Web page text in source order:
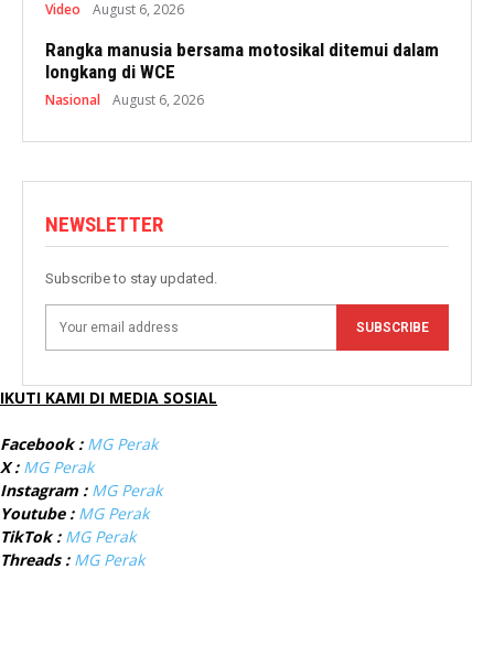
Video August 6, 2026
Rangka manusia bersama motosikal ditemui dalam
longkang di WCE
Nasional August 6, 2026
NEWSLETTER
Subscribe to stay updated.
SUBSCRIBE
IKUTI KAMI DI MEDIA SOSIAL
Facebook : MG Perak
X : MG Perak
Instagram : MG Perak
Youtube : MG Perak
TikTok : MG Perak
Threads : MG Perak